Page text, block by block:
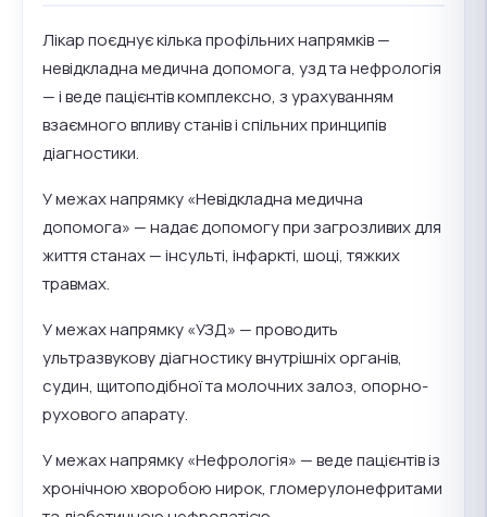
Лікар поєднує кілька профільних напрямків —
невідкладна медична допомога, узд та нефрологія
— і веде пацієнтів комплексно, з урахуванням
взаємного впливу станів і спільних принципів
діагностики.
У межах напрямку «Невідкладна медична
допомога» — надає допомогу при загрозливих для
життя станах — інсульті, інфаркті, шоці, тяжких
травмах.
У межах напрямку «УЗД» — проводить
ультразвукову діагностику внутрішніх органів,
судин, щитоподібної та молочних залоз, опорно-
рухового апарату.
У межах напрямку «Нефрологія» — веде пацієнтів із
хронічною хворобою нирок, гломерулонефритами